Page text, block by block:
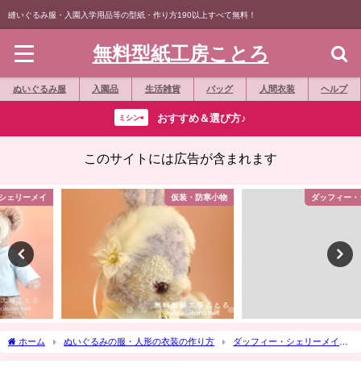
縫いぐるみ服・入園入学用品等の型紙・作り方190以上すべて無料！
無料型紙工房ことろ
ぬいぐるみ服 入園品 生活雑貨 バッグ 人間衣装 ヘルプ
ミシン⇨ おすすめ＆選び方♪
このサイトには広告が含まれます
仮装・防寒小物 ダッフィー・シェリーメイ
ホーム ぬいぐるみの服・人形の衣装の作り方
ダッフィー・シェリーメイ